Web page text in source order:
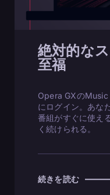
絶対的な
至福
Opera GXの
にログイン。あな
番組がすぐに使え
く続けられる。
続きを読む